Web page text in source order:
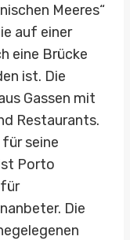
Meeres“
auf einer
eine Brücke
ist. Die
Gassen mit
Restaurants.
seine
Porto
Die